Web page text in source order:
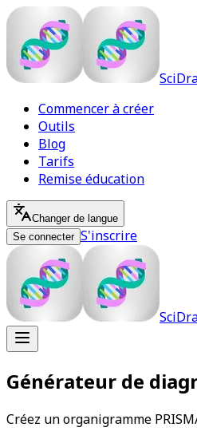
Commencer à créer
Outils
Blog
Tarifs
Remise éducation
Changer de langue
Se connecter S'inscrire
Générateur de
Créez un organigramme